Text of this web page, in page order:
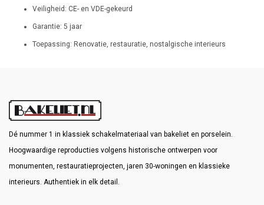
Veiligheid: CE- en VDE-gekeurd
Garantie: 5 jaar
Toepassing: Renovatie, restauratie, nostalgische interieurs
Dé nummer 1 in klassiek schakelmateriaal van bakeliet en porselein.
Hoogwaardige reproducties volgens historische ontwerpen voor
monumenten, restauratieprojecten, jaren 30-woningen en klassieke
interieurs. Authentiek in elk detail.